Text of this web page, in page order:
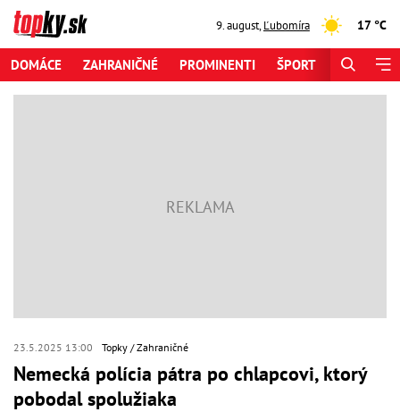
9. august,Ľubomíra 17 °C
DOMÁCE ZAHRANIČNÉ PROMINENTI ŠPORT
23.5.2025 13:00 Topky Zahraničné
Nemecká polícia pátra po chlapcovi, ktorý
pobodal spolužiaka